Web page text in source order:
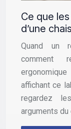
Ce que
d’une
Quand un
comment
affichant ce
regardez
arguments du